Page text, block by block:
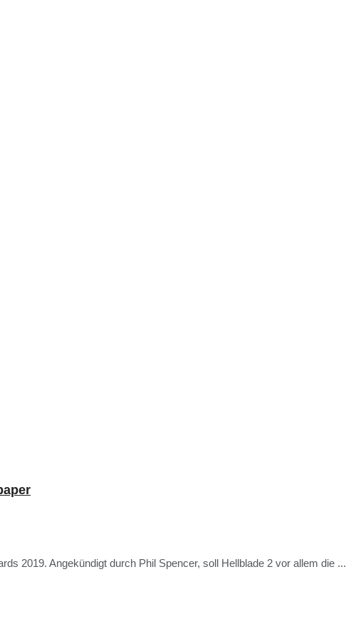
2019. Angekündigt durch Phil Spencer, soll Hellblade 2 vor allem die ...